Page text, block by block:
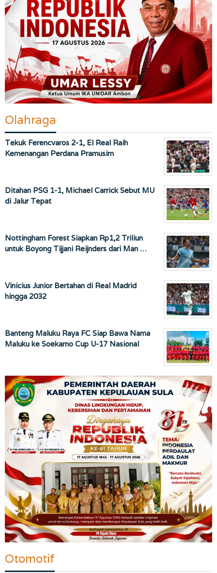
Olahraga
Tekuk Ferencvaros 2-1, El Real Raih
Kemenangan Perdana Pramusim
Ditahan PSG 1-1, Michael Carrick Sebut MU
di Jalur Tepat
Nottingham Forest Siapkan Rp1,2 Triliun
untuk Boyong Tijjani Reijnders dari Man …
Vinicius Junior Bertahan di Real Madrid
hingga 2032
Banteng Maluku Raya FC Siap Bawa Nama
Maluku ke Soekarno Cup U-17 Nasional
Otomotif